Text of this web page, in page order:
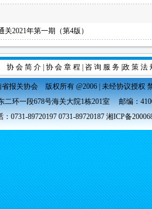
关2021年第一期（第4版）
协 会 简 介| 协 会 章 程 咨 询 服 务| 政 策 法
省报关协会 版权所有 @2006 | 未经协议授权
二环一段678号海关大院1栋201室 邮编：
：0731-89720197 0731-89720187 湘ICP备